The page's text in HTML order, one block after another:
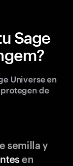
Sage
Universe en
de
semilla y
en